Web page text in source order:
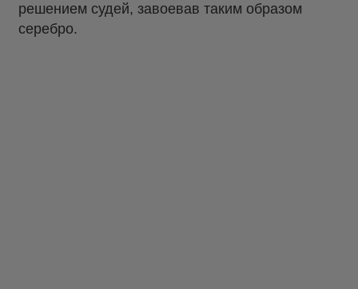
решением судей, завоевав таким образом
серебро.